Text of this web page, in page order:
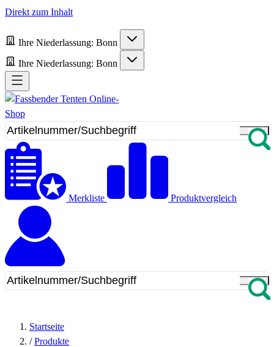
Direkt zum Inhalt
Ihre Niederlassung: Bonn
Ihre Niederlassung: Bonn
Merkliste Produktvergleich
Startseite
/ Produkte